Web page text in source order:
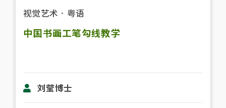
视觉艺术 ． 粤语
中国书画工笔勾线教学
刘莹博士